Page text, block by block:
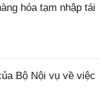
hóa tạm nhập tái
Bộ Nội vụ về việc